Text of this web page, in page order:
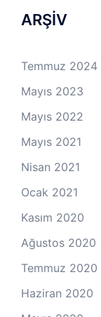
ARŞİV
Temmuz 2024
Mayıs 2023
Mayıs 2022
Mayıs 2021
Nisan 2021
Ocak 2021
Kasım 2020
Ağustos 2020
Temmuz 2020
Haziran 2020